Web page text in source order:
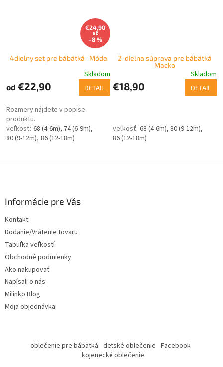
€24,90
až
–8 %
4dielny set pre bábätká- Móda
Skladom
od €22,90 DETAIL
Rozmery nájdete v popise
produktu.
68 (4-6m) 74 (6-9m)
80 (9-12m) 86 (12-18m)
2-dielna súprava pre bábätká
Macko
Skladom
€18,90 DETAIL
68 (4-6m) 80 (9-12m)
86 (12-18m)
Informácie pre Vás
Kontakt
Dodanie/Vrátenie tovaru
Tabuľka veľkostí
Obchodné podmienky
Ako nakupovať
Napísali o nás
Milinko Blog
Moja objednávka
oblečenie pre bábätká detské oblečenie Facebook
kojenecké oblečenie